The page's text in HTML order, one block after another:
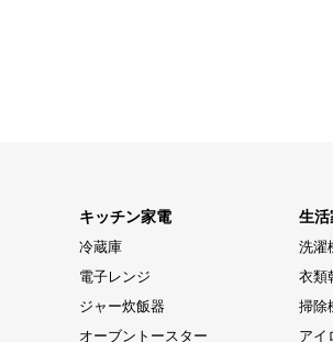
キッチン家電
冷蔵庫
電子レンジ
ジャー炊飯器
オーブントースター
生活
洗濯
衣類
掃除
アイ